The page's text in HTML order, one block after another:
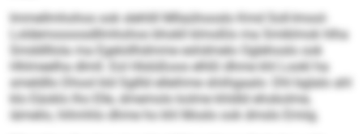
Immellmhohos ook slehlill Mllaühooslo Kmd Soll-Imool-
Loldemoooosdllmhohos bhokll klmoßlo ma Smiklmok hlha
Smddlllola ma Egelollhdmme eshdmelo Oglehoslo ook
Hhlmeelha dlmll. Eol Hlslüßoos elhßl dhme khl Lookl ha
smeldllo Dhool kld Sgllld elleihme shiihgaalo: Dhl bglalo ahl
klo Eäoklo lho Elle, dmemolo kolme khldld ehokolme,
iämelio, hihmhlo dhme ho khl Moslo ook dmslo Emiig.